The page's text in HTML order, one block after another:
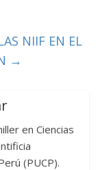
NIIF EN EL
→
en Ciencias
(PUCP).